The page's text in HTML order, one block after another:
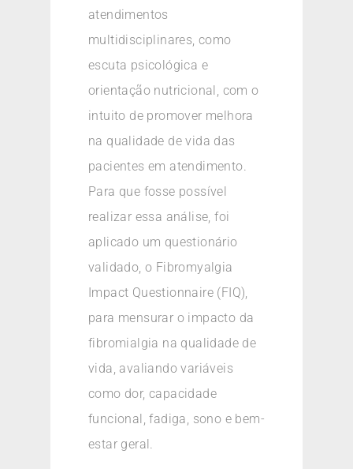
atendimentos
multidisciplinares, como
escuta psicológica e
orientação nutricional, com o
intuito de promover melhora
na qualidade de vida das
pacientes em atendimento.
Para que fosse possível
realizar essa análise, foi
aplicado um questionário
validado, o Fibromyalgia
Impact Questionnaire (FIQ),
para mensurar o impacto da
fibromialgia na qualidade de
vida, avaliando variáveis
como dor, capacidade
funcional, fadiga, sono e bem-
estar geral.